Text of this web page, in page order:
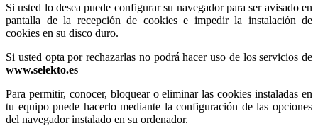
Si usted lo desea puede configurar su navegador para ser avisado en
pantalla de la recepción de cookies e impedir la instalación de
cookies en su disco duro.
Si usted opta por rechazarlas no podrá hacer uso de los servicios de
www.selekto.es
Para permitir, conocer, bloquear o eliminar las cookies instaladas en
tu equipo puede hacerlo mediante la configuración de las opciones
del navegador instalado en su ordenador.